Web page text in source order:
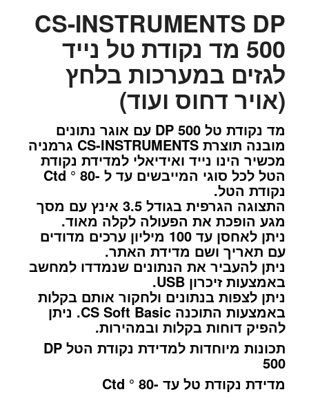
CS-INSTRUMENTS DP
500 מד נקודת טל נייד
לגזים במערכות בלחץ
(אויר דחוס ועוד)
מד נקודת טל DP 500 עם אוגר נתונים
מובנה תוצרת CS-INSTRUMENTS גרמניה
מכשיר הינו נייד ואידיאלי למדידת נקודת
הטל לכל סוגי המייבשים עד ל -80 ° Ctd
נקודת הטל.
התצוגה הגרפית בגודל 3.5 אינץ עם מסך
מגע הופכת את הפעולה לקלה מאוד.
ניתן לאחסן עד 100 מיליון ערכים מדודים
עם תאריך ושם מדידת האתר.
ניתן להעביר את הנתונים שנמדדו למחשב
באמצעות זיכרון USB.
ניתן לצפות בנתונים ולחקור אותם בקלות
באמצעות התוכנה CS Soft Basic. ניתן
להפיק דוחות בקלות ובמהירות.
תכונות מיוחדות למדידת נקודת הטל DP
500
מדידת נקודת טל עד -80 ° Ctd